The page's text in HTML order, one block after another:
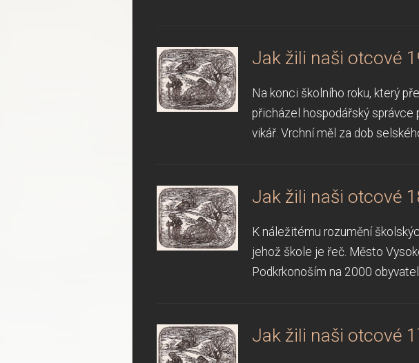
Jak žili naši otcové
Na konci školního roku, který
přicházel hospodářský správce
vikář. Vrchní měl za dob
Jak žili naši otcové
K náležitému rozumění
jehož škole je řeč. Město
Podkrkonoším na 2000
Jak žili naši otcové